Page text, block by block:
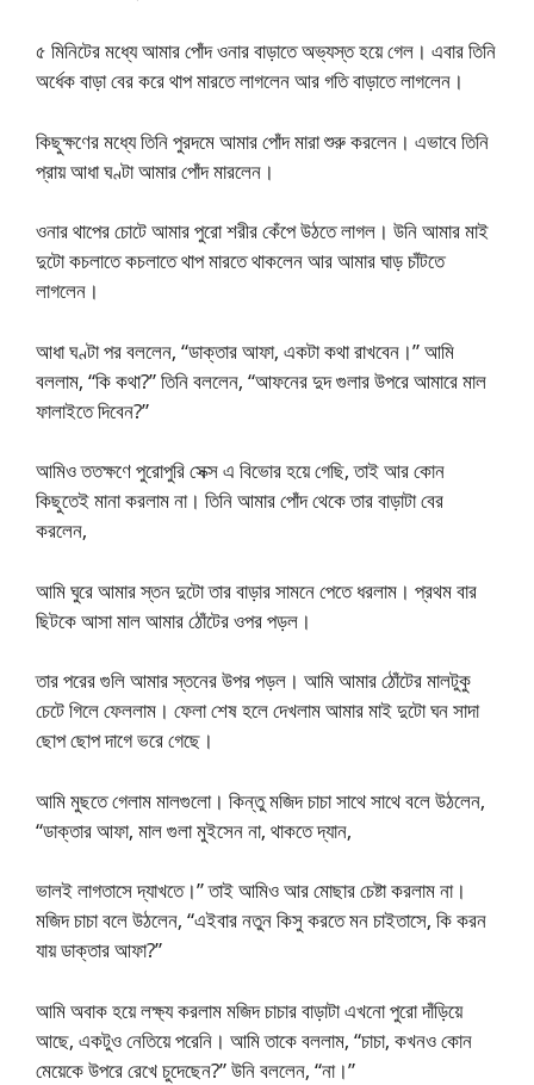
৫ মিনিটের মধ্যে আমার পোঁদ ওনার বাড়াতে অভ্যস্ত হয়ে গেল। এবার তিনি
অর্ধেক বাড়া বের করে থাপ মারতে লাগলেন আর গতি বাড়াতে লাগলেন।
কিছুক্ষণের মধ্যে তিনি পুরদমে আমার পোঁদ মারা শুরু করলেন। এভাবে তিনি
প্রায় আধা ঘণ্টা আমার পোঁদ মারলেন।
ওনার থাপের চোটে আমার পুরো শরীর কেঁপে উঠতে লাগল। উনি আমার মাই
দুটো কচলাতে কচলাতে থাপ মারতে থাকলেন আর আমার ঘাড় চাঁটতে
লাগলেন।
আধা ঘণ্টা পর বললেন, “ডাক্তার আফা, একটা কথা রাখবেন।” আমি
বললাম, “কি কথা?” তিনি বললেন, “আফনের দুদ গুলার উপরে আমারে মাল
ফালাইতে দিবেন?”
আমিও ততক্ষণে পুরোপুরি সেক্স এ বিভোর হয়ে গেছি, তাই আর কোন
কিছুতেই মানা করলাম না। তিনি আমার পোঁদ থেকে তার বাড়াটা বের
করলেন,
আমি ঘুরে আমার স্তন দুটো তার বাড়ার সামনে পেতে ধরলাম। প্রথম বার
ছিটকে আসা মাল আমার ঠোঁটের ওপর পড়ল।
তার পরের গুলি আমার স্তনের উপর পড়ল। আমি আমার ঠোঁটের মালটুকু
চেটে গিলে ফেললাম। ফেলা শেষ হলে দেখলাম আমার মাই দুটো ঘন সাদা
ছোপ ছোপ দাগে ভরে গেছে।
আমি মুছতে গেলাম মালগুলো। কিন্তু মজিদ চাচা সাথে সাথে বলে উঠলেন,
“ডাক্তার আফা, মাল গুলা মুইসেন না, থাকতে দ্যান,
ভালই লাগতাসে দ্যাখতে।” তাই আমিও আর মোছার চেষ্টা করলাম না।
মজিদ চাচা বলে উঠলেন, “এইবার নতুন কিসু করতে মন চাইতাসে, কি করন
যায় ডাক্তার আফা?”
আমি অবাক হয়ে লক্ষ্য করলাম মজিদ চাচার বাড়াটা এখনো পুরো দাঁড়িয়ে
আছে, একটুও নেতিয়ে পরেনি। আমি তাকে বললাম, “চাচা, কখনও কোন
মেয়েকে উপরে রেখে চুদেছেন?” উনি বললেন, “না।”